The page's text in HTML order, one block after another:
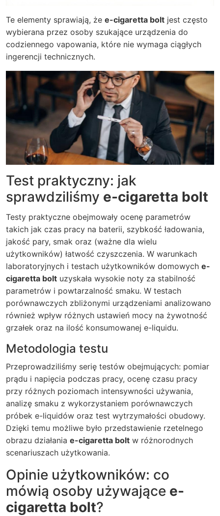
Te elementy sprawiają, że e-cigaretta bolt jest często
wybierana przez osoby szukające urządzenia do
codziennego vapowania, które nie wymaga ciągłych
ingerencji technicznych.
Test praktyczny: jak
sprawdziliśmy e-cigaretta bolt
Testy praktyczne obejmowały ocenę parametrów
takich jak czas pracy na baterii, szybkość ładowania,
jakość pary, smak oraz (ważne dla wielu
użytkowników) łatwość czyszczenia. W warunkach
laboratoryjnych i testach użytkowników domowych e-
cigaretta bolt uzyskała wysokie noty za stabilność
parametrów i powtarzalność smaku. W testach
porównawczych zbliżonymi urządzeniami analizowano
również wpływ różnych ustawień mocy na żywotność
grzałek oraz na ilość konsumowanej e-liquidu.
Metodologia testu
Przeprowadziliśmy serię testów obejmujących: pomiar
prądu i napięcia podczas pracy, ocenę czasu pracy
przy różnych poziomach intensywności używania,
analizę smaku z wykorzystaniem porównawczych
próbek e-liquidów oraz test wytrzymałości obudowy.
Dzięki temu możliwe było przedstawienie rzetelnego
obrazu działania e-cigaretta bolt w różnorodnych
scenariuszach użytkowania.
Opinie użytkowników: co
mówią osoby używające e-
cigaretta bolt?